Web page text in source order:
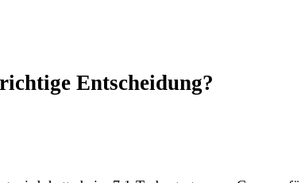
Entscheidung?